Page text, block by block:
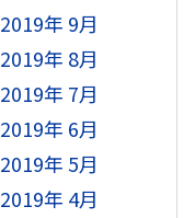
2019年 9月
2019年 8月
2019年 7月
2019年 6月
2019年 5月
2019年 4月